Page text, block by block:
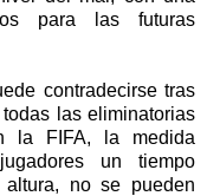
para las futuras
contradecirse tras
las eliminatorias
la FIFA, la medida
un tiempo
no se pueden